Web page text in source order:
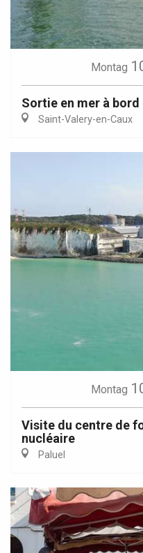
Montag
Sortie en mer à bord
Saint-Valery-en-Caux
Montag
Visite du centre de
nucléaire
Paluel